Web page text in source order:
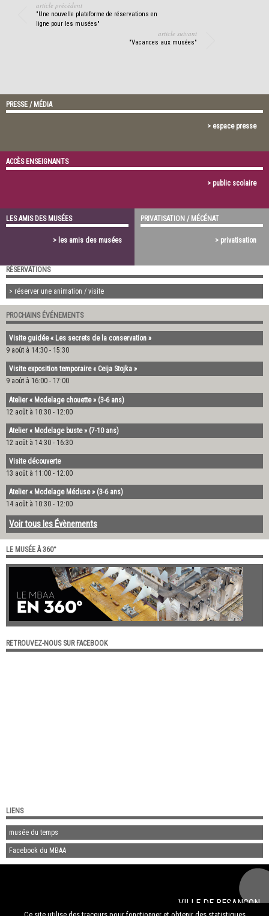
article précédent
"Une nouvelle plateforme de réservations en
ligne pour les musées"
article suivant
"Vacances aux musées"
PRESSE / MÉDIA
> espace presse
ACCÈS ENSEIGNANTS
> public scolaire
LES AMIS DES MUSÉES
> les amis des musées
PRIVATISATION / MÉCÉNAT
> privatisation
RÉSERVATIONS
> réserver une animation / visite
PROCHAINS ÉVÉNEMENTS
Visite guidée « Les secrets de la conservation »
9 août à 14:30 - 15:30
Visite exposition temporaire « Ceija Stojka »
9 août à 16:00 - 17:00
Atelier « Modelage chouette » (3-6 ans)
12 août à 10:30 - 12:00
Atelier « Modelage buste » (7-10 ans)
12 août à 14:30 - 16:30
Visite découverte
13 août à 11:00 - 12:00
Atelier « Modelage Méduse » (3-6 ans)
14 août à 10:30 - 12:00
Voir tous les Évènements
LE MUSÉE À 360°
RETROUVEZ-NOUS SUR FACEBOOK
LIENS
musée du temps
Facebook du MBAA
VILLE DE BESANÇON
© 2020musée des beaux-arts et d'archéologie de Besançon